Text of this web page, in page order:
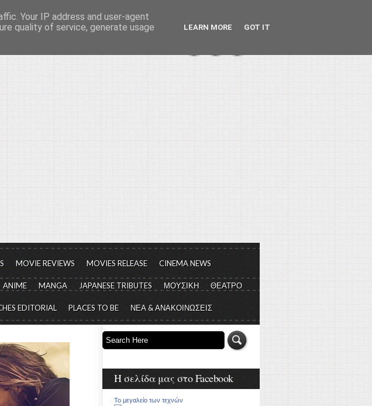
και έκταση...
MOVIE REVIEWS MOVIES RELEASE CINEMA NEWS
ANIME MANGA JAPANESE TRIBUTES ΜΟΥΣΙΚΗ ΘΕΑΤΡΟ
EDITORIAL PLACES TO BE ΝΕΑ & ΑΝΑΚΟΙΝΩΣΕΙΣ
Η σελίδα μας στο Facebook
Το μεγαλείο των τεχνών
Your IP address and user-agent
quality of service, generate usage
LEARN MORE GOT IT